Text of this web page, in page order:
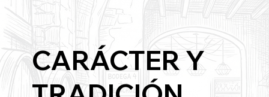
CARÁCTER Y